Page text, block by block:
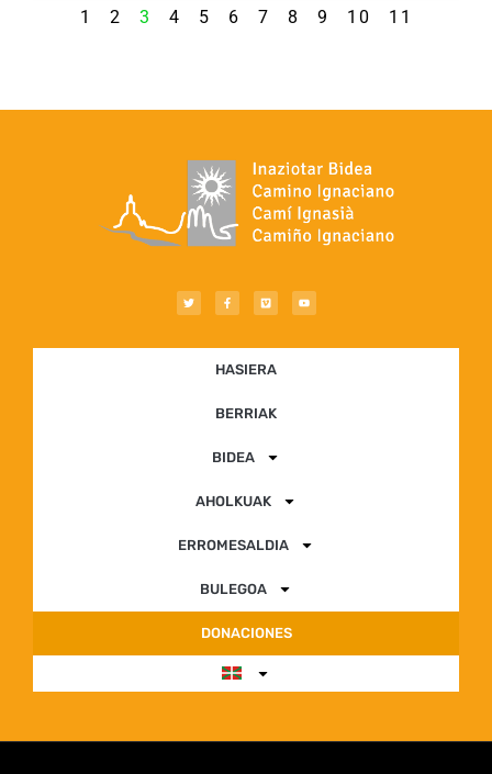
1 2 3 4 5 6 7 8 9 10 11
HASIERA
BERRIAK
BIDEA
AHOLKUAK
ERROMESALDIA
BULEGOA
DONACIONES